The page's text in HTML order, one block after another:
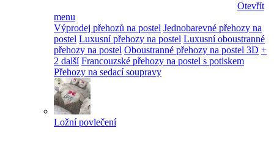
Otevřít
menu
Výprodej přehozů na postel Jednobarevné přehozy na
postel Luxusní přehozy na postel Luxusní oboustranné
přehozy na postel Oboustranné přehozy na postel 3D +
2 další Francouzské přehozy na postel s potiskem
Přehozy na sedací soupravy
Ložní povlečení